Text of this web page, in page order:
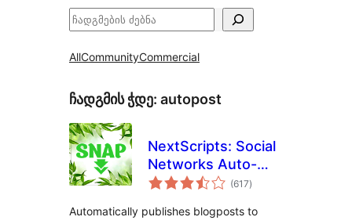
ძებნა
AllCommunityCommercial
ჩადგმის ჭდე: autopost
NextScripts: Social
Networks Auto-
Poster
(617საერთო
რეიტინგი
)
Automatically publishes blogposts to